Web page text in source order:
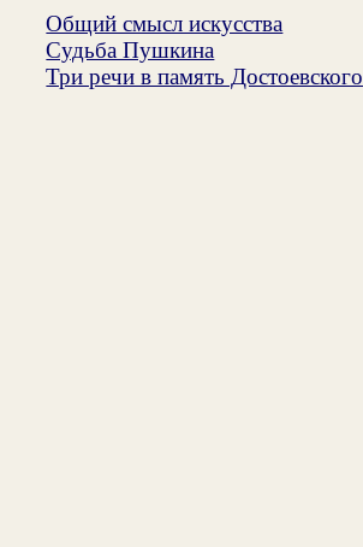
Общий смысл искусства
Судьба Пушкина
Три речи в память Достоевского